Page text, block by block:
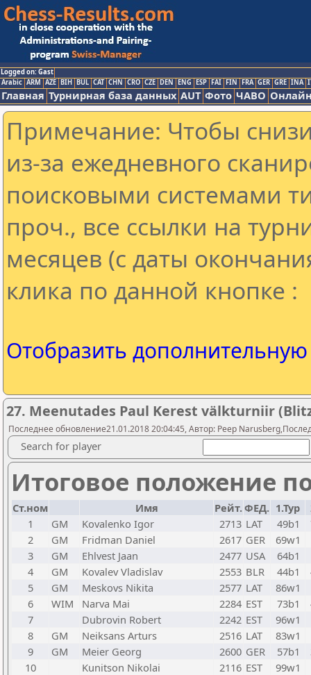
Logged on: Gast
Arabic ARM AZE BIH BUL CAT CHN CRO CZE DEN ENG ESP FAI FIN FRA GER GRE INA
Главная Турнирная база данных AUT Фото ЧАВО
Примечание: Чтобы
из-за ежедневного
поисковыми системами
проч., все ссылки на
месяцев (с даты
клика по данной кнопке :
Отобразить
27. Meenutades Paul Kerest välkturniir
Последнее обновление21.01.2018 20:04:45, Автор: Peep
Search for player
Итоговое положение
Ст.ном Имя Рейт.ФЕД. 1.Тур
1
GM Kovalenko Igor 2713 LAT 49b1
2
GM Fridman Daniel 2617 GER
69w1
3
GM Ehlvest Jaan 2477 USA 64b1
4
GM Kovalev Vladislav 2553 BLR 44b1
5
GM Meskovs Nikita 2577 LAT
86w1
6
WIM Narva Mai 2284 EST 73b1
7
Dubrovin Robert 2242 EST
96w1
8
GM Neiksans Arturs 2516 LAT
83w1
9
GM Meier Georg 2600 GER 57b1
10
Kunitson Nikolai 2116 EST
99w1